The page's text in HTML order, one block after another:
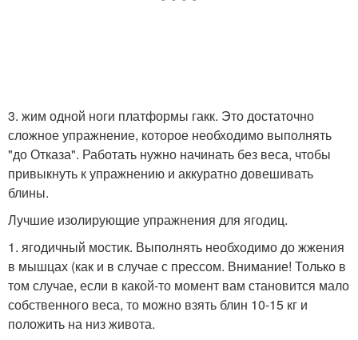
3. жим одной ноги платформы гакк. Это достаточно
сложное упражнение, которое необходимо выполнять
"до Отказа". Работать нужно начинать без веса, чтобы
привыкнуть к упражнению и аккуратно довешивать
блины.
Лучшие изолирующие упражнения для ягодиц.
1. ягодичный мостик. Выполнять необходимо до жжения
в мышцах (как и в случае с прессом. Внимание! Только в
том случае, если в какой-то момент вам становится мало
собственного веса, то можно взять блин 10-15 кг и
положить на низ живота.